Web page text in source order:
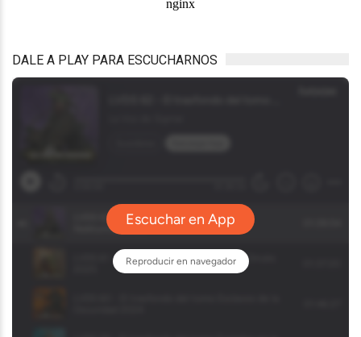
DALE A PLAY PARA ESCUCHARNOS